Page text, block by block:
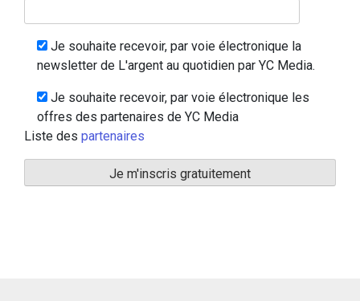
Je souhaite recevoir, par voie électronique la
newsletter de L'argent au quotidien par YC Media.
Je souhaite recevoir, par voie électronique les
offres des partenaires de YC Media
Liste des partenaires